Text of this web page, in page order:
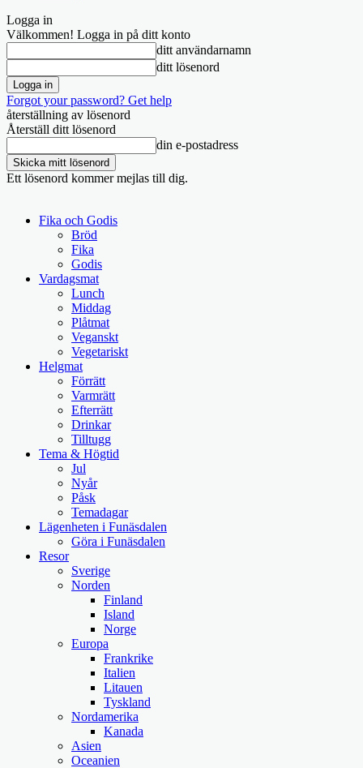
Logga in
Välkommen! Logga in på ditt konto
ditt användarnamn
ditt lösenord
Forgot your password? Get help
återställning av lösenord
Återställ ditt lösenord
din e-postadress
Ett lösenord kommer mejlas till dig.
Fika och Godis
Bröd
Fika
Godis
Vardagsmat
Lunch
Middag
Plåtmat
Veganskt
Vegetariskt
Helgmat
Förrätt
Varmrätt
Efterrätt
Drinkar
Tilltugg
Tema & Högtid
Jul
Nyår
Påsk
Temadagar
Lägenheten i Funäsdalen
Göra i Funäsdalen
Resor
Sverige
Norden
Finland
Island
Norge
Europa
Frankrike
Italien
Litauen
Tyskland
Nordamerika
Kanada
Asien
Oceanien